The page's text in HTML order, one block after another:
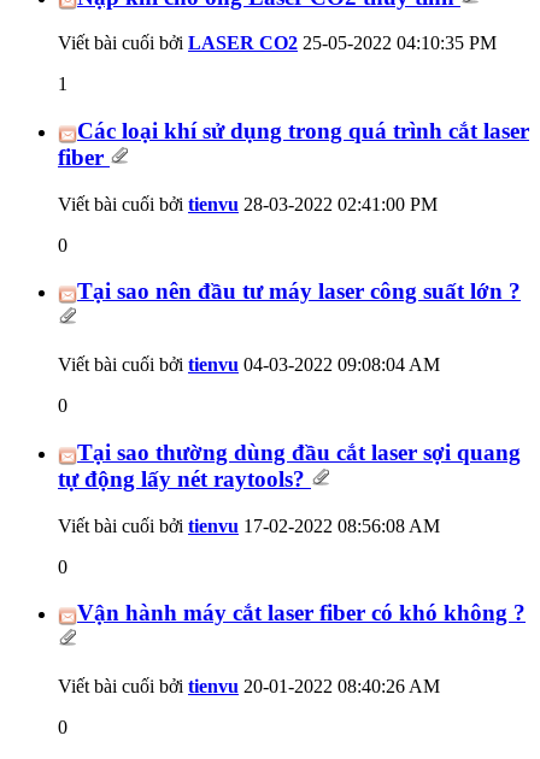
Viết bài cuối bởi LASER CO2 25-05-2022 04:10:35 PM
1
Các loại khí sử dụng trong quá trình cắt laser
fiber
Viết bài cuối bởi tienvu 28-03-2022 02:41:00 PM
0
Tại sao nên đầu tư máy laser công suất lớn ?
Viết bài cuối bởi tienvu 04-03-2022 09:08:04 AM
0
Tại sao thường dùng đầu cắt laser sợi quang
tự động lấy nét raytools?
Viết bài cuối bởi tienvu 17-02-2022 08:56:08 AM
0
Vận hành máy cắt laser fiber có khó không ?
Viết bài cuối bởi tienvu 20-01-2022 08:40:26 AM
0